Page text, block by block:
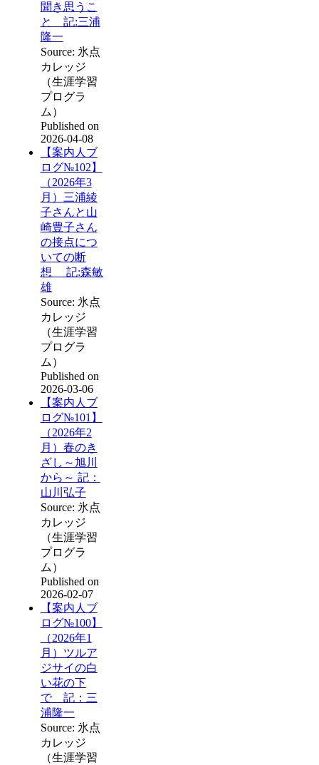
聞き思うこ
と 記:三浦
隆一
Source: 氷点
カレッジ
（生涯学習
プログラ
ム）
Published on
2026-04-08
【案内人ブ
ログ№102】
（2026年3
月）三浦綾
子さんと山
崎豊子さん
の接点につ
いての断
想 記:森敏
雄
Source: 氷点
カレッジ
（生涯学習
プログラ
ム）
Published on
2026-03-06
【案内人ブ
ログ№101】
（2026年2
月）春のき
ざし～旭川
から～ 記：
山川弘子
Source: 氷点
カレッジ
（生涯学習
プログラ
ム）
Published on
2026-02-07
【案内人ブ
ログ№100】
（2026年1
月）ツルア
ジサイの白
い花の下
で 記：三
浦隆一
Source: 氷点
カレッジ
（生涯学習